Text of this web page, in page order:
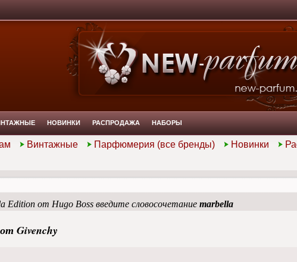
Givenchy
НОВИНКИ РАСПРОДАЖА НАБОРЫ
Винтажные Парфюмерия (все бренды) Новинки
от Hugo Boss введите словосочетание marbella